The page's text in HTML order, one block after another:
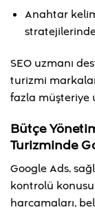
Anahtar
SEO uzmanı
turizmi
fazla müşteriye
Bütçe
Turizminde
Google Ads,
kontrolü
harcamaları,